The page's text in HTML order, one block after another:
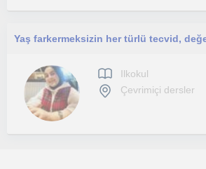
Yaş farkermeksizin her türlü tecvid,
Ilkokul
Çevrimiçi dersler